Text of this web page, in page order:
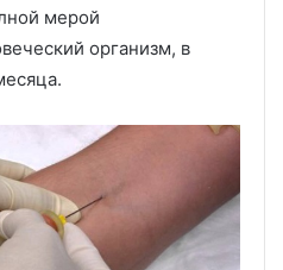
мерой
организм, в